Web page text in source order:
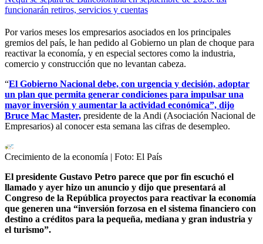
funcionarán retiros, servicios y cuentas
Por varios meses los empresarios asociados en los principales
gremios del país, le han pedido al Gobierno un plan de choque para
reactivar la economía, y en especial sectores como la industria,
comercio y construcción que no levantan cabeza.
“El Gobierno Nacional debe, con urgencia y decisión, adoptar
un plan que permita generar condiciones para impulsar una
mayor inversión y aumentar la actividad económica”, dijo
Bruce Mac Master, presidente de la Andi (Asociación Nacional de
Empresarios) al conocer esta semana las cifras de desempleo.
Crecimiento de la economía | Foto: El País
El presidente Gustavo Petro parece que por fin escuchó el
llamado y ayer hizo un anuncio y dijo que presentará al
Congreso de la República proyectos para reactivar la economía
que generen una “inversión forzosa en el sistema financiero con
destino a créditos para la pequeña, mediana y gran industria y
el turismo”.